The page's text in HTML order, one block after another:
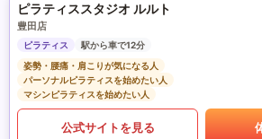
ピラティススタジオ ルルト
豊田店
ピラティス
駅から車で12分
姿勢・腰痛・肩こりが気になる人
パーソナルピラティスを始めたい人
マシンピラティスを始めたい人
公式サイトを見る